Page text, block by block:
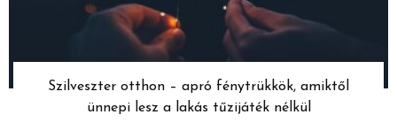
Szilveszter otthon – apró fénytrükkök, amiktől
ünnepi lesz a lakás tűzijáték nélkül